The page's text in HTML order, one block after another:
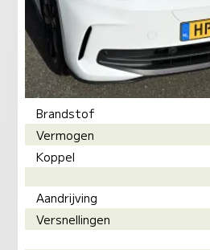
Brandstof
Vermogen
Koppel
Aandrijving
Versnellingen